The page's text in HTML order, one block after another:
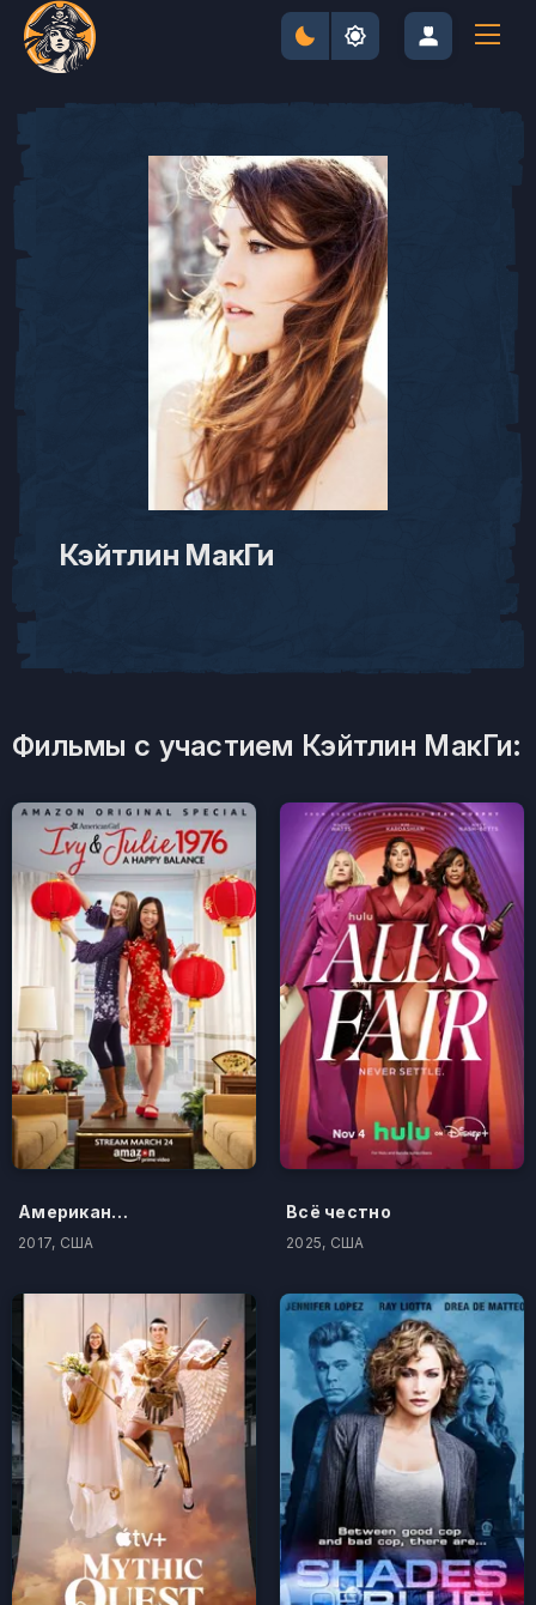
Кэйтлин МакГи
Фильмы с участием Кэйтлин МакГи:
Американская история девочки: Айви и Джули 1976 - счастливый баланс
2017, США
Всё честно
2025, США